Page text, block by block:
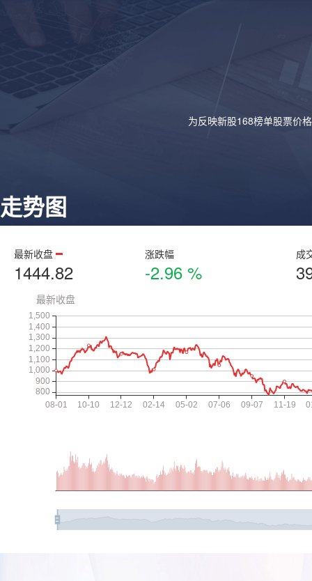
为反映新股168榜单股票价
走势图
最新收盘
1444.82
涨跌幅
-2.96 %
成